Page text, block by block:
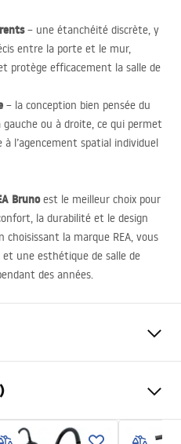
– une étanchéité discrète, y
entre la porte et le mur,
protège efficacement la salle de
– la conception bien pensée du
ou à droite, ce qui permet
l’agencement spatial individuel
Brunoest le meilleur choix pour
la durabilité et le design
choisissant la marque REA, vous
une esthétique de salle de
des années.
Cuivre brossé